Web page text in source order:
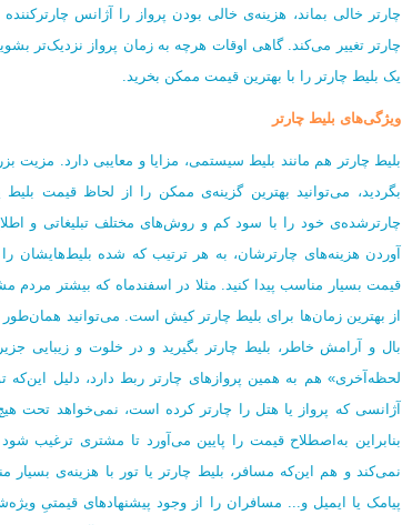
چارتر خالی بماند، هزینه‌ی خالی بودن پرواز را آژانس
چارتر تغییر می‌کند. گاهی اوقات هرچه به زمان پرواز نزدیک‌تر
یک بلیط چارتر را با بهترین قیمت ممکن بخرید.
ویژگی‌های بلیط چارتر
بلیط چارتر هم مانند بلیط سیستمی، مزایا و معایبی دارد. مزیت
بگردید، می‌توانید بهترین گزینه‌ی ممکن را از لحاظ قیمت
چارترشده‌ی خود را با سود کم و روش‌های مختلف تبلیغاتی و
آوردن هزینه‌های چارترشان، به هر ترتیب که شده بلیط‌هایشان
قیمت‌ بسیار مناسب پیدا کنید. مثلا در اسفندماه که بیشتر
از بهترین زمان‌ها برای بلیط چارتر کیش است. می‌توانید
بال و آرامش خاطر، بلیط چارتر بگیرید و در خلوت و زیبایی
لحظه‌آخری» هم به همین پروازهای چارتر ربط دارد، دلیل
آژانسی که پرواز یا هتل را چارتر کرده است، نمی‌خواهد تحت
بنابراین به‌اصطلاح قیمت را پایین می‌آورد تا مشتری ترغیب
نمی‌کند و هم این‌که مسافر، بلیط چارتر یا تور با هزینه‌ی
پیامک یا ایمیل و... مسافران را از وجود پیشنهادهای قیمتیِ